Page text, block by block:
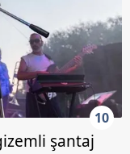
10
şantaj